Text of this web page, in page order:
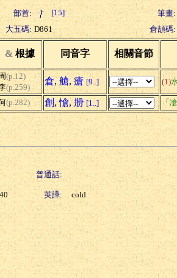
部首: [15]
筆畫:
大五碼: D861 倉頡碼:
& 根據 同音字 相關音節
(p.12)
(p.259)
倉, 艙, 瘡 [9..] (1)
(p.282) 創 ,愴, 刱 [1..]
「
普通話:
英譯: cold